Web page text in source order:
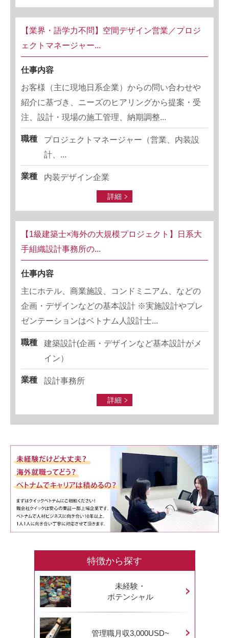
【業界・語学力不問】空間デザイン営業／プロジ
ェクトマネージャー...
仕事内容
お客様（主に現地日系企業）からの問い合わせや
紹介に基づき、ニーズのヒアリングから提案・受
注、設計・現場の施工管理、納期調整...
職種
プロジェクトマネージャー（営業、内装設
計、...
業種 内装デザイン企業
詳細
【1級建築士×海外の大規模プロジェクト】日系大
手組織設計事務所の...
仕事内容
主にホテル、商業施設、コンドミニアム、などの
企画・デザインなどの基本設計 ※実施設計やプレ
ゼンテーションはベトナム人設計士...
職種
建築設計(企画・デザインなど基本設計がメ
イン）
業種 設計事務所
詳細
特徴から探す
未経験・
ポテンシャル
管理職月収3,000USD~